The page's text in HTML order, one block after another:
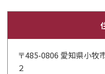
〒485-0806 愛知県小牧
２